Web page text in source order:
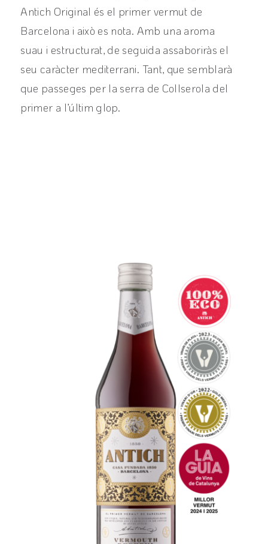
Antich Original és el primer vermut de
Barcelona i això es nota. Amb una aroma
suau i estructurat, de seguida assaboriràs el
seu caràcter mediterrani. Tant, que semblarà
que passeges per la serra de Collserola del
primer a l’últim glop.